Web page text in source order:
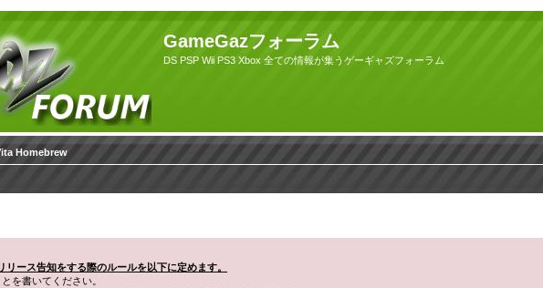
GameGazフォーラム
DS PSP Wii PS3 Xbox 全ての情報が集うゲーギャズフォーラム
Homebrew
ース告知をする際のルールを以下に定めます。
を書いてください。